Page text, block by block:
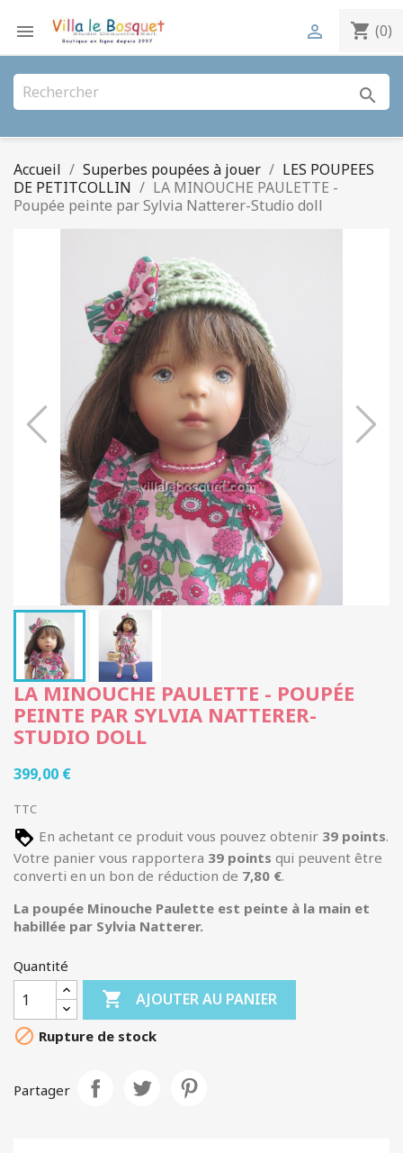
 shopping_cart (0)

search
Accueil Superbes poupées à jouer
LES POUPEES
DE PETITCOLLIN
LA MINOUCHE PAULETTE -
Poupée peinte par Sylvia Natterer-Studio doll
LA MINOUCHE PAULETTE - POUPÉE
PEINTE PAR SYLVIA NATTERER-
STUDIO DOLL
399,00 €
TTC
En achetant ce produit vous pouvez obtenir 39 points.
Votre panier vous rapportera 39 points qui peuvent être
converti en un bon de réduction de 7,80 €.
La poupée Minouche Paulette est peinte à la main et
habillée par Sylvia Natterer.
Quantité
 AJOUTER AU PANIER
 Rupture de stock
Partager